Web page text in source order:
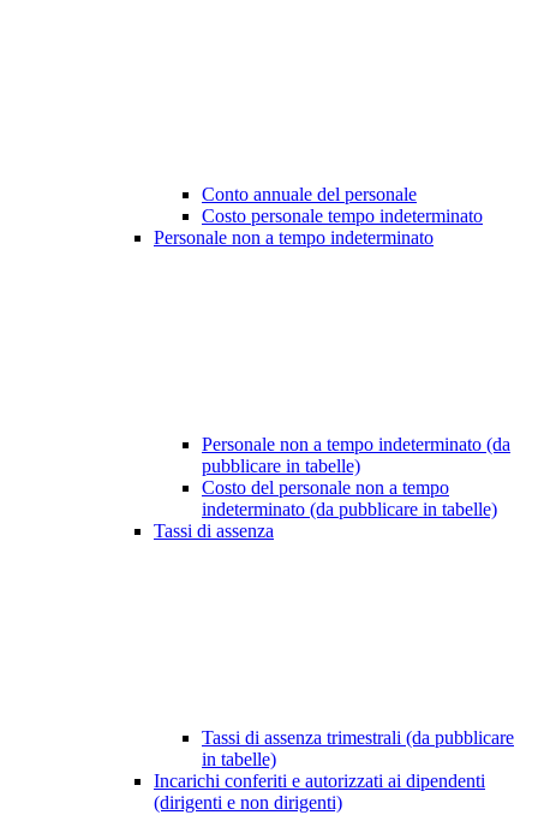
Conto annuale del personale
Costo personale tempo indeterminato
Personale non a tempo indeterminato
Personale non a tempo indeterminato (da
pubblicare in tabelle)
Costo del personale non a tempo
indeterminato (da pubblicare in tabelle)
Tassi di assenza
Tassi di assenza trimestrali (da pubblicare
in tabelle)
Incarichi conferiti e autorizzati ai dipendenti
(dirigenti e non dirigenti)